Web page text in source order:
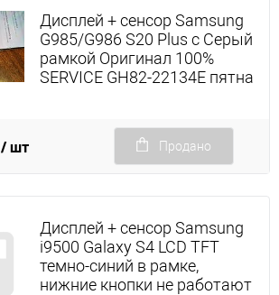
Дисплей + сенсор Samsung
G985/G986 S20 Plus с Серый
рамкой Оригинал 100%
SERVICE GH82-22134E пятна
/ шт Продано
Дисплей + сенсор Samsung
i9500 Galaxy S4 LCD TFT
темно-синий в рамке,
нижние кнопки не работают